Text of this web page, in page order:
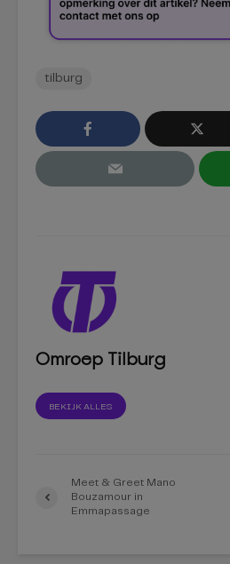
tilburg
Omroep Tilburg
BEKIJK ALLES
Meet & Greet Mano
Bouzamour in
Emmapassage